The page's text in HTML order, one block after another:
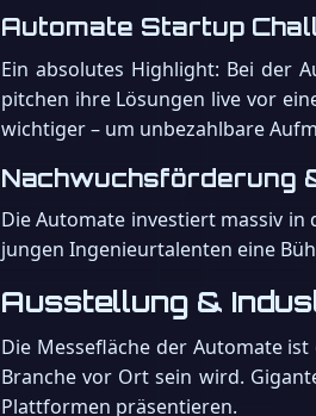
Automate Startup
Ein absolutes Highlight: Bei der
pitchen ihre Lösungen live vor
wichtiger – um unbezahlbare
Nachwuchsförderung
Die Automate investiert massiv in
jungen Ingenieurtalenten eine
Ausstellung &
Die Messefläche der Automate
Branche vor Ort sein wird.
Plattformen präsentieren.